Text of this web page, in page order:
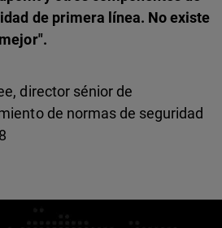
de primera línea. No existe
director sénior de
de normas de seguridad